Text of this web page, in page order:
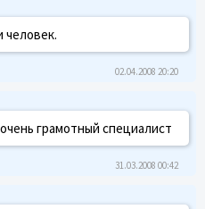
02.04.2008 20:20
грамотный специалист
31.03.2008 00:42